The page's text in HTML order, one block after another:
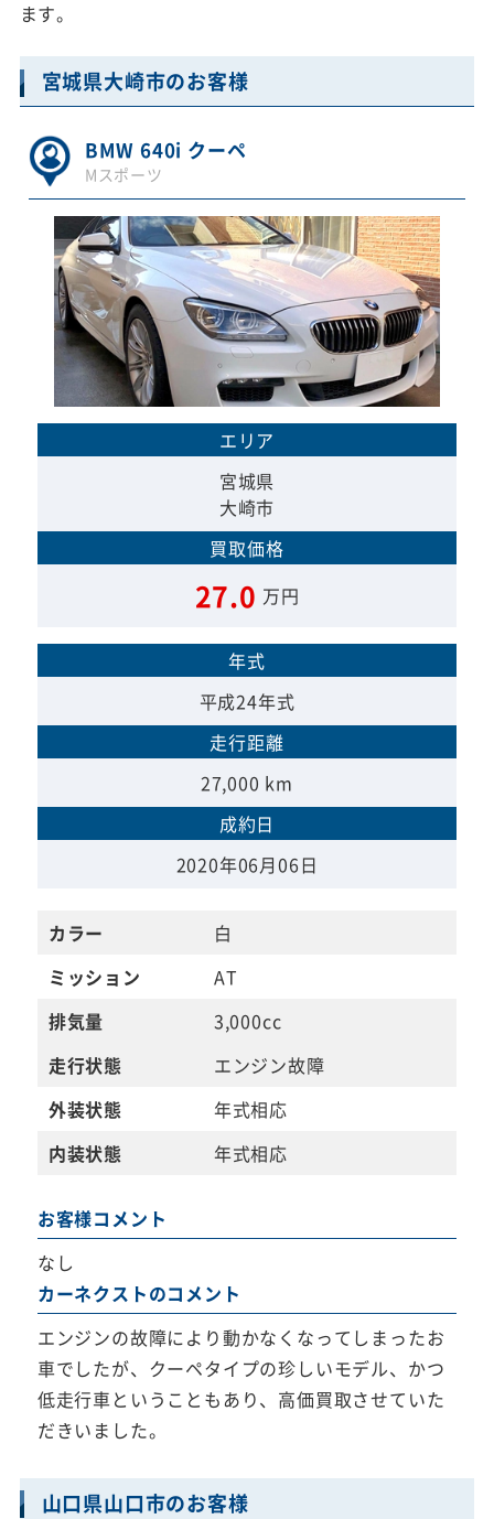
ます。
宮城県大崎市のお客様
BMW 640i クーペ
Mスポーツ
エリア
宮城県
大崎市
買取価格
27.0 万円
年式
平成24年式
走行距離
27,000 km
成約日
2020年06月06日
カラー
白
ミッション
AT
排気量
3,000cc
走行状態
エンジン故障
外装状態
年式相応
内装状態
年式相応
お客様コメント
なし
カーネクストのコメント
エンジンの故障により動かなくなってしまったお
車でしたが、クーペタイプの珍しいモデル、かつ
低走行車ということもあり、高価買取させていた
だきいました。
山口県山口市のお客様